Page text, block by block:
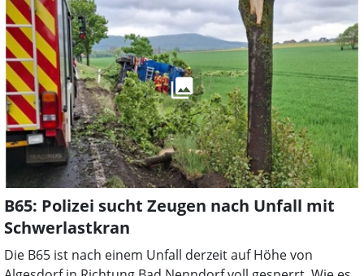
Wunstorf über Bokeloh, Mesmerode, Sachsenhagen und
Bergkirchen umgeleitet.
B65: Polizei sucht Zeugen nach Unfall mit
Schwerlastkran
Die B65 ist nach einem Unfall derzeit auf Höhe von